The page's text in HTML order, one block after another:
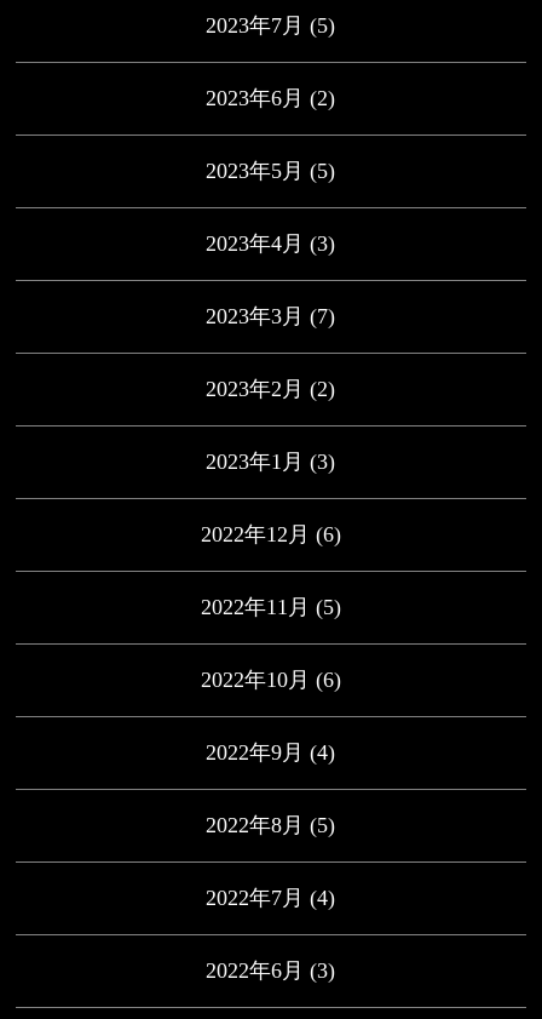
2023年7月 (5)
2023年6月 (2)
2023年5月 (5)
2023年4月 (3)
2023年3月 (7)
2023年2月 (2)
2023年1月 (3)
2022年12月 (6)
2022年11月 (5)
2022年10月 (6)
2022年9月 (4)
2022年8月 (5)
2022年7月 (4)
2022年6月 (3)